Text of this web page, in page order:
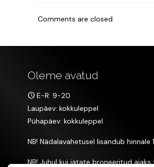
Comments are closed.
Oleme avatud
E-R: 9-20
Laupäev: kokkuleppel
Pühapäev: kokkuleppel
NB! Nädalavahetusel lisandub hinnale
NB! Juhul kui jätate broneeritud